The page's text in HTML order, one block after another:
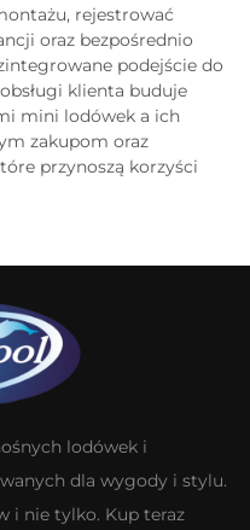
rejestrować
oraz bezpośrednio
podejście do
klienta buduje
mini lodówek a ich
zakupom oraz
przynoszą korzyści
lodówek i
dla wygody i stylu.
i nie tylko. Kup teraz